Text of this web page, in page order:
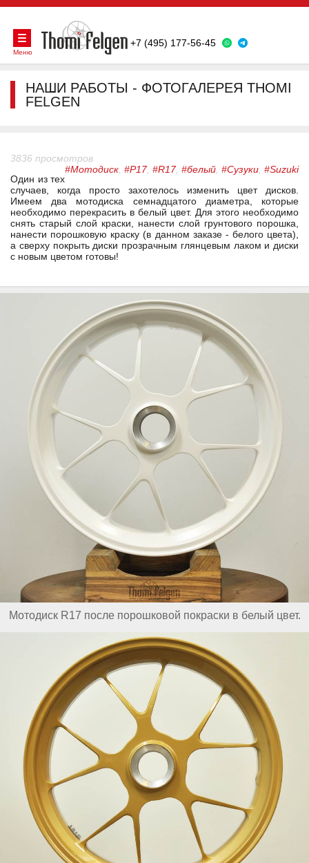
+7 (495) 177-56-45
Меню
НАШИ РАБОТЫ - ФОТОГАЛЕРЕЯ THOMI
FELGEN
3836 просмотров
#Мотодиск #Р17, #R17, #белый #Сузуки #Suzuki
Один из тех
случаев, когда просто захотелось изменить цвет дисков.
Имеем два мотодиска семнадцатого диаметра, которые
необходимо перекрасить в белый цвет. Для этого необходимо
снять старый слой краски, нанести слой грунтового порошка,
нанести порошковую краску (в данном заказе - белого цвета),
а сверху покрыть диски прозрачным глянцевым лаком и диски
с новым цветом готовы!
Мотодиск R17 после порошковой покраски в белый цвет.